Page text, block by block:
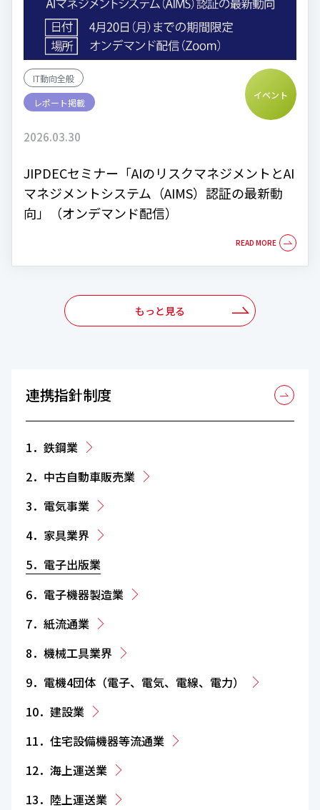
IT動向全般
レポート掲載
イベント
2026.03.30
JIPDECセミナー「AIのリスクマネジメントとAI
マネジメントシステム（AIMS）認証の最新動
向」（オンデマンド配信）
もっと見る
連携指針制度
1．鉄鋼業
2．中古自動車販売業
3．電気事業
4．家具業界
5．電子出版業
6．電子機器製造業
7．紙流通業
8．機械工具業界
9．電機4団体（電子、電気、電線、電力）
10．建設業
11．住宅設備機器等流通業
12．海上運送業
13．陸上運送業